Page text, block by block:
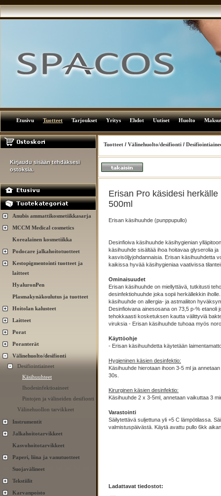
Etusivu Tuotteet Tarjoukset Yritys Ehdot Uutiset Huolto
Kirjaudu sisään tehdäksesi
ostoksia.
Anubis ammattikosmetiikkasarja
MCCM Medical cosmetics
Korealainen kosmetiikka
Podocare jalkahoitotuotteet
Kestopigmentointi tuotteet ja
laitteet
HyaluronPen
Plasmakynäkoulutus ja tuotteet
Hoitolan kalusteet
Laitteet
Porat
Poranterät
Välinehuolto/desifionti
Desifiointiaineet
Käsihuuhteet
Ihodesinfektioaineet
Pintojen ja välineiden desifionti
Välinehuollon tarvikkeet
Instrumentit
Jalkahoitotarvikkeet
Kasvohoitotarvikkeet
Paperi, liina ja vanutuotteet
Suojavälineet
Tekstiilit
Karvanpoisto
Tuotteet / Välinehuolto/desifionti /
Erisan Pro käsidesi herkälle
500ml
Erisan käsihuuhde (punppupullo)
Desinfioiva käsihuuhde käsihygienian
käsihuuhde sisältää ihoa hoitavaa glyserolia ja
kasvisöljyjohdannaisia. Erisan käsihuuhdetta
kaikissa hyvää käsihygieniaa vaativissa
Ominaisuudet
Erisan käsihuuhde on miellyttävä, tutkitusti
desinfektiohuuhde joka sopii herkällekkin
käsihuuhde on allergia- ja astmaliiton
Desinfioivana ainesosana on 73,5 p-% etanoli
tehokkaasti kosketuksen kautta välittyviä
viruksia - Erisan käsihuuhde tuhoaa myös
Käyttöohje
- Erisan käsihuuhdetta käytetään
Hygieninen käsien desinfektio:
Käsihuuhde hierotaan ihoon 3-5 ml ja
30s.
Kirurginen käsien desinfektio:
Käsihuuhde 2 x 3-5ml, annetaan vaikuttaa 3
Varastointi
Säilytettävä suljettuna yli +5 C lämpötilassa.
valmistuspäivästä. Käytä avattu pullo 6kk
Ladattavat tiedostot: